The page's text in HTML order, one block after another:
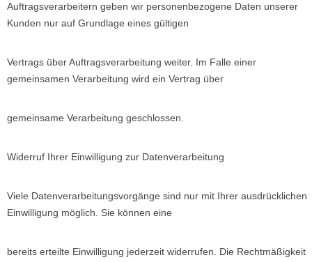
Auftragsverarbeitern geben wir personenbezogene Daten unserer
Kunden nur auf Grundlage eines gültigen
Vertrags über Auftragsverarbeitung weiter. Im Falle einer
gemeinsamen Verarbeitung wird ein Vertrag über
gemeinsame Verarbeitung geschlossen.
Widerruf Ihrer Einwilligung zur Datenverarbeitung
Viele Datenverarbeitungsvorgänge sind nur mit Ihrer ausdrücklichen
Einwilligung möglich. Sie können eine
bereits erteilte Einwilligung jederzeit widerrufen. Die Rechtmäßigkeit